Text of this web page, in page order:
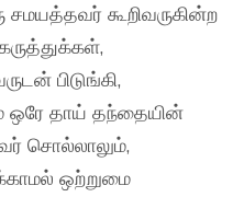
கூறிவருகின்ற
பிடுங்கி,
ஒரே தாய் தந்தையின்
சொல்லாலும்,
ஒற்றுமை